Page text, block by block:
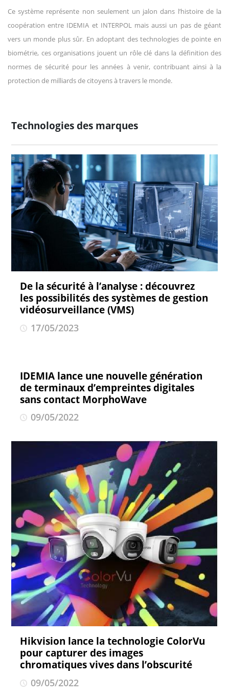
Ce système représente non seulement un jalon dans l’histoire de la
coopération entre IDEMIA et INTERPOL mais aussi un pas de géant
vers un monde plus sûr. En adoptant des technologies de pointe en
biométrie, ces organisations jouent un rôle clé dans la définition des
normes de sécurité pour les années à venir, contribuant ainsi à la
protection de milliards de citoyens à travers le monde.
Technologies des marques
De la sécurité à l’analyse : découvrez
les possibilités des systèmes de gestion
vidéosurveillance (VMS)
17/05/2023
IDEMIA lance une nouvelle génération
de terminaux d’empreintes digitales
sans contact MorphoWave
09/05/2022
Hikvision lance la technologie ColorVu
pour capturer des images
chromatiques vives dans l’obscurité
09/05/2022